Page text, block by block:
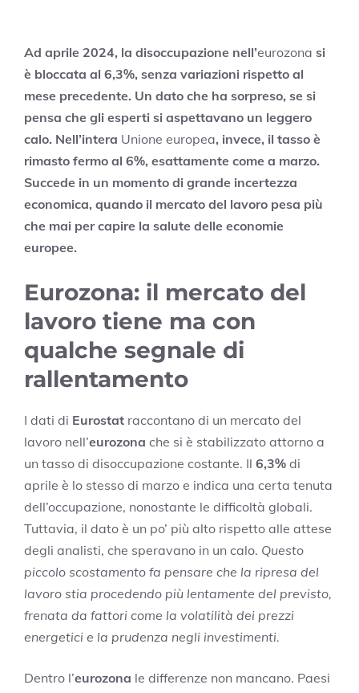
Ad aprile 2024, la disoccupazione nell’eurozona si
è bloccata al 6,3%, senza variazioni rispetto al
mese precedente. Un dato che ha sorpreso, se si
pensa che gli esperti si aspettavano un leggero
calo. Nell’intera Unione europea, invece, il tasso è
rimasto fermo al 6%, esattamente come a marzo.
Succede in un momento di grande incertezza
economica, quando il mercato del lavoro pesa più
che mai per capire la salute delle economie
europee.
Eurozona: il mercato del
lavoro tiene ma con
qualche segnale di
rallentamento
I dati di Eurostat raccontano di un mercato del
lavoro nell’eurozona che si è stabilizzato attorno a
un tasso di disoccupazione costante. Il 6,3% di
aprile è lo stesso di marzo e indica una certa tenuta
dell’occupazione, nonostante le difficoltà globali.
Tuttavia, il dato è un po’ più alto rispetto alle attese
degli analisti, che speravano in un calo. Questo
piccolo scostamento fa pensare che la ripresa del
lavoro stia procedendo più lentamente del previsto,
frenata da fattori come la volatilità dei prezzi
energetici e la prudenza negli investimenti.
Dentro l’eurozona le differenze non mancano. Paesi